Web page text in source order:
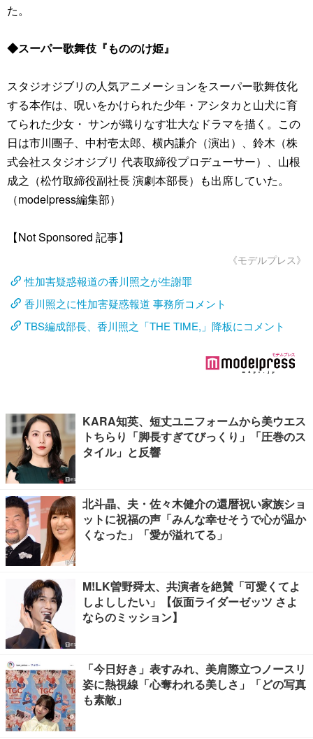
た。
◆スーパー歌舞伎『もののけ姫』
スタジオジブリの人気アニメーションをスーパー歌舞伎化
する本作は、呪いをかけられた少年・アシタカと山犬に育
てられた少女・ サンが織りなす壮大なドラマを描く。この
日は市川團子、中村壱太郎、横内謙介（演出）、鈴木（株
式会社スタジオジブリ 代表取締役プロデューサー）、山根
成之（松竹取締役副社長 演劇本部長）も出席していた。
（modelpress編集部）
【Not Sponsored 記事】
《モデルプレス》
性加害疑惑報道の香川照之が生謝罪
香川照之に性加害疑惑報道 事務所コメント
TBS編成部長、香川照之「THE TIME,」降板にコメント
KARA知英、短丈ユニフォームから美ウエス
トちらり「脚長すぎてびっくり」「圧巻のス
タイル」と反響
北斗晶、夫・佐々木健介の還暦祝い家族ショ
ットに祝福の声「みんな幸せそうで心が温か
くなった」「愛が溢れてる」
M!LK曽野舜太、共演者を絶賛「可愛くてよ
しよししたい」【仮面ライダーゼッツ さよ
ならのミッション】
「今日好き」表すみれ、美肩際立つノースリ
姿に熱視線「心奪われる美しさ」「どの写真
も素敵」